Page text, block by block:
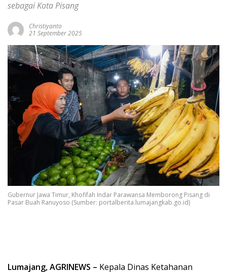
sebagai Kota Pisang
Christiyanto
21 September 2025
Gubernur Jawa Timur, Khofifah Indar Parawansa Memborong Pisang di
Pasar Buah Ranuyoso (Sumber: portalberita.lumajangkab.go.id)
Lumajang, AGRINEWS – Kepala Dinas Ketahanan